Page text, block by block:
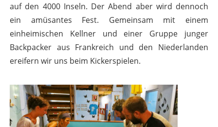
auf den 4000 Inseln. Der Abend aber wird dennoch
ein amüsantes Fest. Gemeinsam mit einem
einheimischen Kellner und einer Gruppe junger
Backpacker aus Frankreich und den Niederlanden
ereifern wir uns beim Kickerspielen.